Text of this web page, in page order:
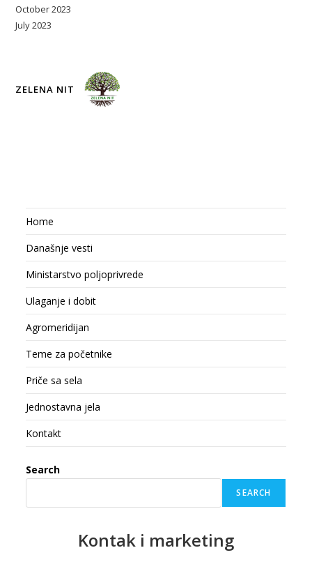
October 2023
July 2023
ZELENA NIT
Home
Današnje vesti
Ministarstvo poljoprivrede
Ulaganje i dobit
Agromeridijan
Teme za početnike
Priče sa sela
Jednostavna jela
Kontakt
Search
SEARCH
Kontak i marketing